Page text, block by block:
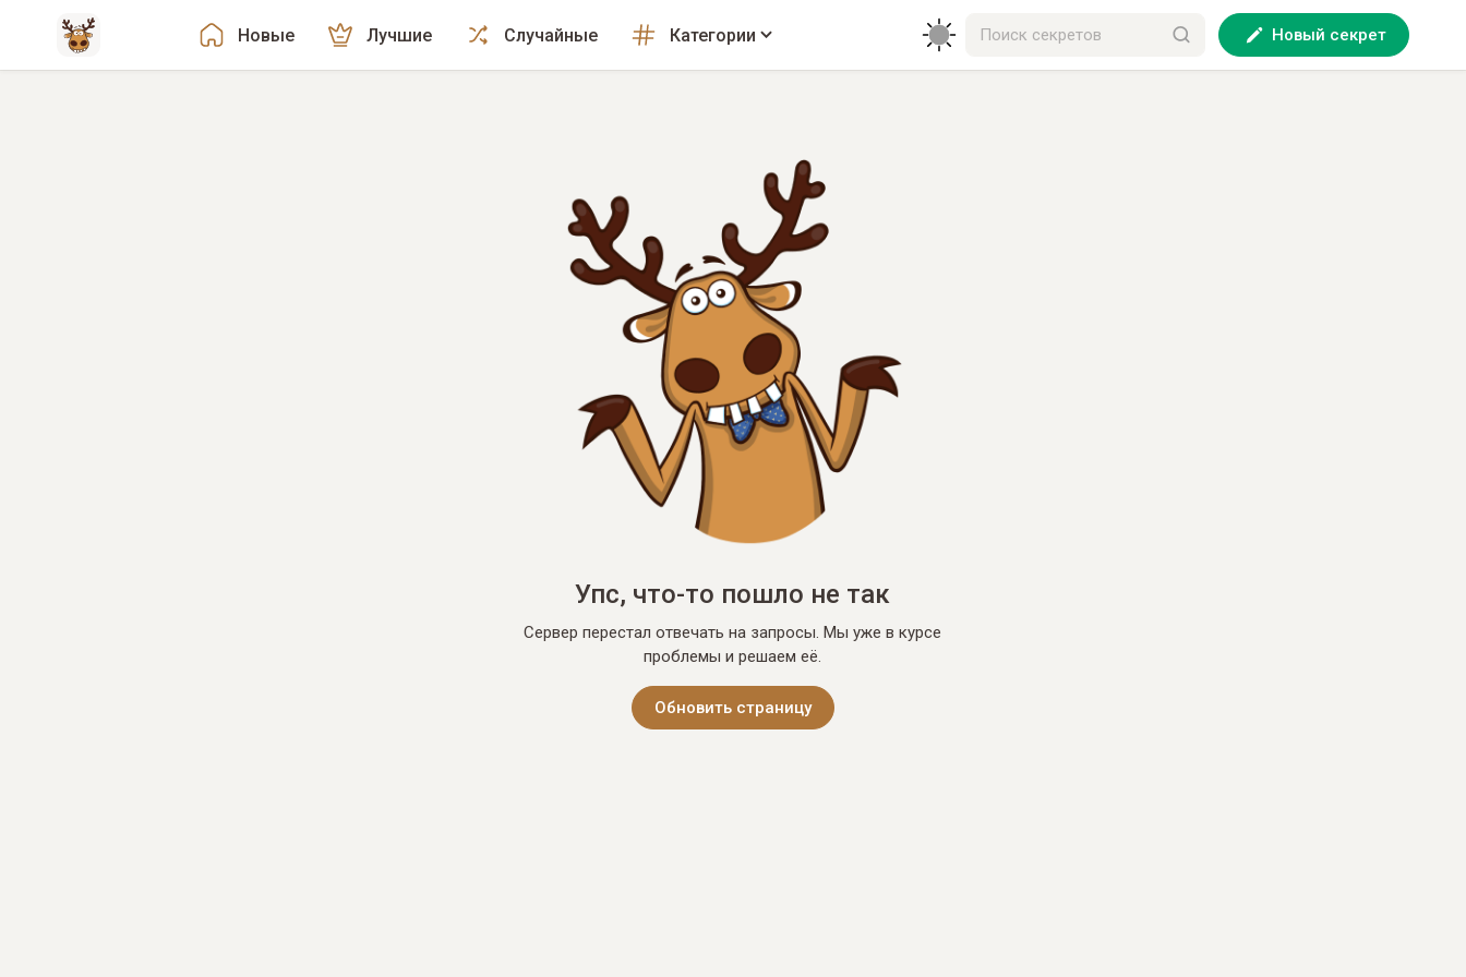
Новые Лучшие Случайные Категории Новый секрет
Упс, что-то пошло не так
Сервер перестал отвечать на запросы. Мы уже в курсе
проблемы и решаем её.
Обновить страницу